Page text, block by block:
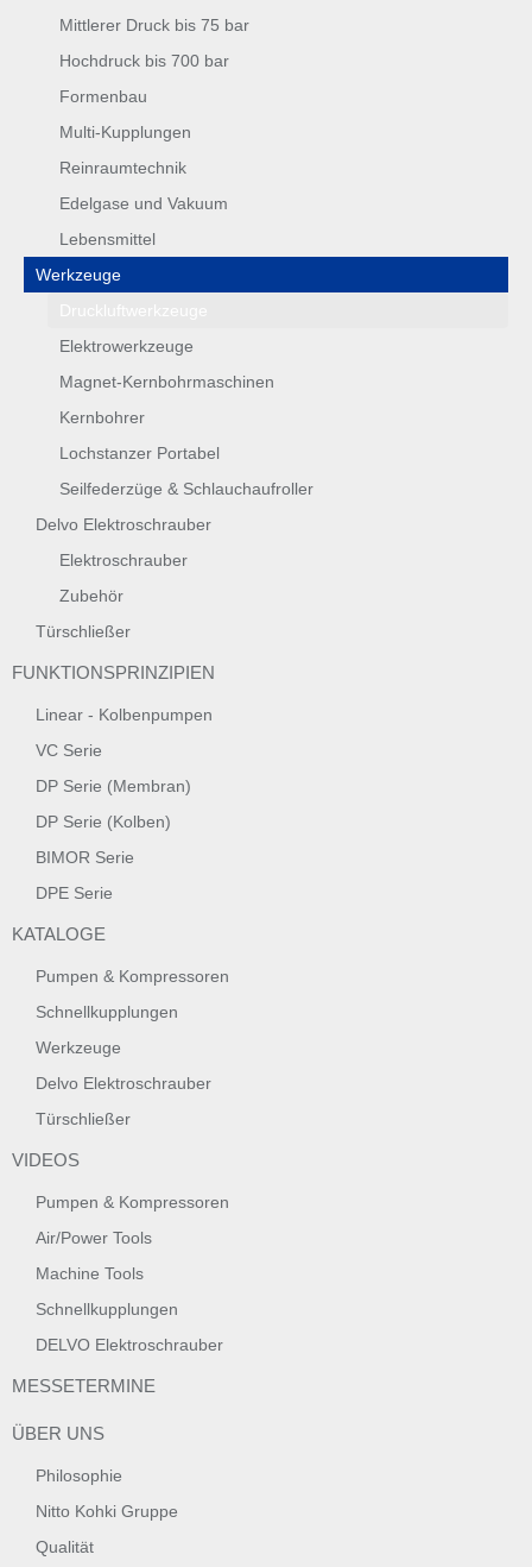
Mittlerer Druck bis 75 bar
Hochdruck bis 700 bar
Formenbau
Multi-Kupplungen
Reinraumtechnik
Edelgase und Vakuum
Lebensmittel
Werkzeuge
Elektrowerkzeuge
Magnet-Kernbohrmaschinen
Kernbohrer
Lochstanzer Portabel
Seilfederzüge & Schlauchaufroller
Delvo Elektroschrauber
Elektroschrauber
Zubehör
Türschließer
FUNKTIONSPRINZIPIEN
Linear - Kolbenpumpen
VC Serie
DP Serie (Membran)
DP Serie (Kolben)
BIMOR Serie
DPE Serie
KATALOGE
Pumpen & Kompressoren
Schnellkupplungen
Werkzeuge
Delvo Elektroschrauber
Türschließer
VIDEOS
Pumpen & Kompressoren
Air/Power Tools
Machine Tools
Schnellkupplungen
DELVO Elektroschrauber
MESSETERMINE
ÜBER UNS
Philosophie
Nitto Kohki Gruppe
Qualität